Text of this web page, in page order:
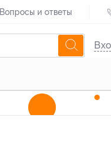
Вопросы и ответы